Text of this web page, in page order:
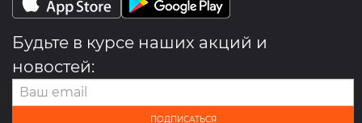
Будьте в курсе наших акций и
новостей:
ПОДПИСАТЬСЯ